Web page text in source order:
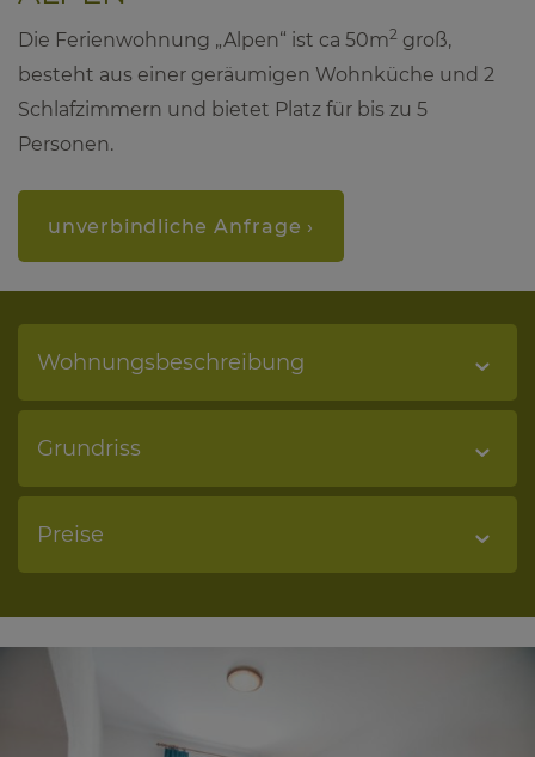
Die Ferienwohnung „Alpen“ ist ca 50m2 groß,
besteht aus einer geräumigen Wohnküche und 2
Schlafzimmern und bietet Platz für bis zu 5
Personen.
unverbindliche Anfrage ›
Wohnungsbeschreibung
Grundriss
Preise